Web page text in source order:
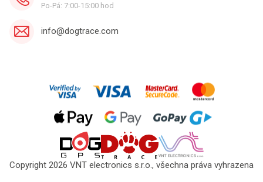
Po-Pá: 7:00-15:00 hod
info@dogtrace.com
Copyright 2026 VNT electronics s.r.o., všechna práva vyhrazena